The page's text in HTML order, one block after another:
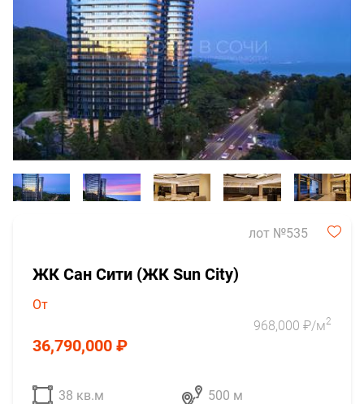
лот №535
ЖК Сан Сити (ЖК Sun City)
От
36,790,000 ₽
968,000 ₽/м2
38 кв.м 500 м